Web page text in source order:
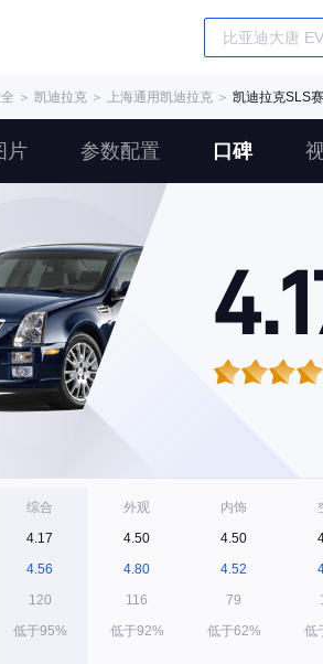
＞ 凯迪拉克 ＞ 上海通用凯迪拉克 ＞ 凯迪拉克SLS
片 参数配置 口碑
综合
4.17
4.56
120
低于95%
外观
4.50
4.80
116
低于92%
内饰
4.50
4.52
79
低于62%
低